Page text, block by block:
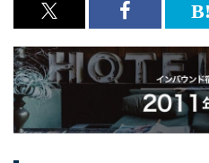
x<br>
で
記
事
を
で
記
事
を